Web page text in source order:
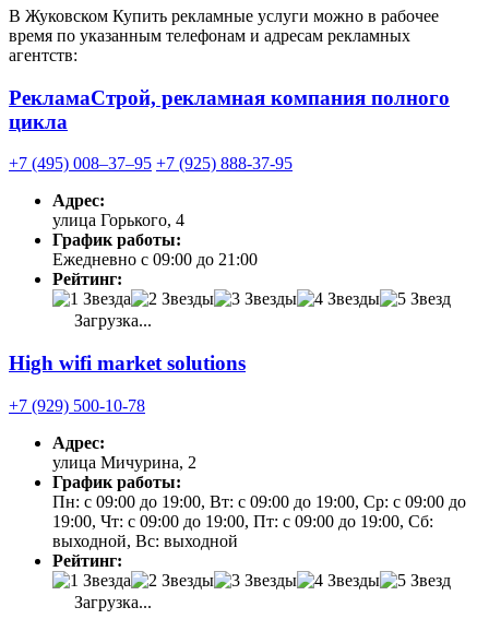
В Жуковском Купить рекламные услуги можно в рабочее
время по указанным телефонам и адресам рекламных
агентств:
РекламаСтрой, рекламная компания полного
цикла
+7 (495) 008‒37‒95 +7 (925) 888-37-95
Адрес:
улица Горького, 4
График работы:
Ежедневно с 09:00 до 21:00
Рейтинг:
Загрузка...
High wifi market solutions
+7 (929) 500-10-78
Адрес:
улица Мичурина, 2
График работы:
Пн: с 09:00 до 19:00, Вт: с 09:00 до 19:00, Ср: с 09:00 до
19:00, Чт: с 09:00 до 19:00, Пт: с 09:00 до 19:00, Сб:
выходной, Вс: выходной
Рейтинг:
Загрузка...